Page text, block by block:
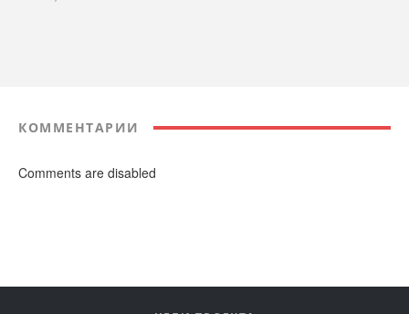
КОММЕНТАРИИ
Comments are disabled